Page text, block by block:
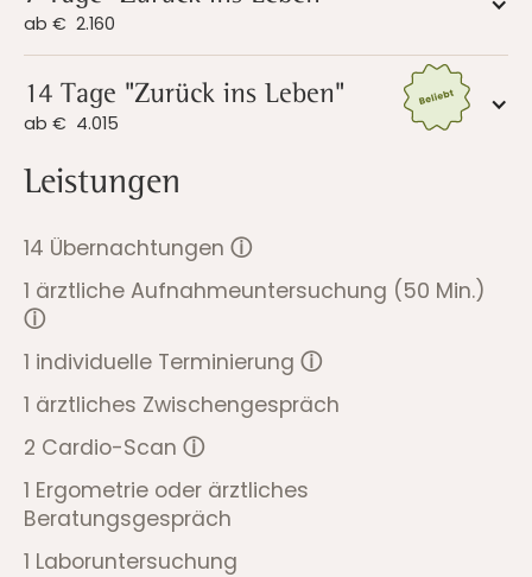
ab € 2.160
14 Tage "Zurück ins Leben"
ab € 4.015
Leistungen
14 Übernachtungen ⓘ
1 ärztliche Aufnahmeuntersuchung (50 Min.)
ⓘ
1 individuelle Terminierung ⓘ
1 ärztliches Zwischengespräch
2 Cardio-Scan ⓘ
1 Ergometrie oder ärztliches
Beratungsgespräch
1 Laboruntersuchung